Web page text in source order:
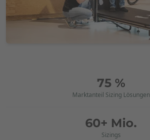
75 %
Marktanteil Sizing Lösungen
60+ Mio.
Sizings